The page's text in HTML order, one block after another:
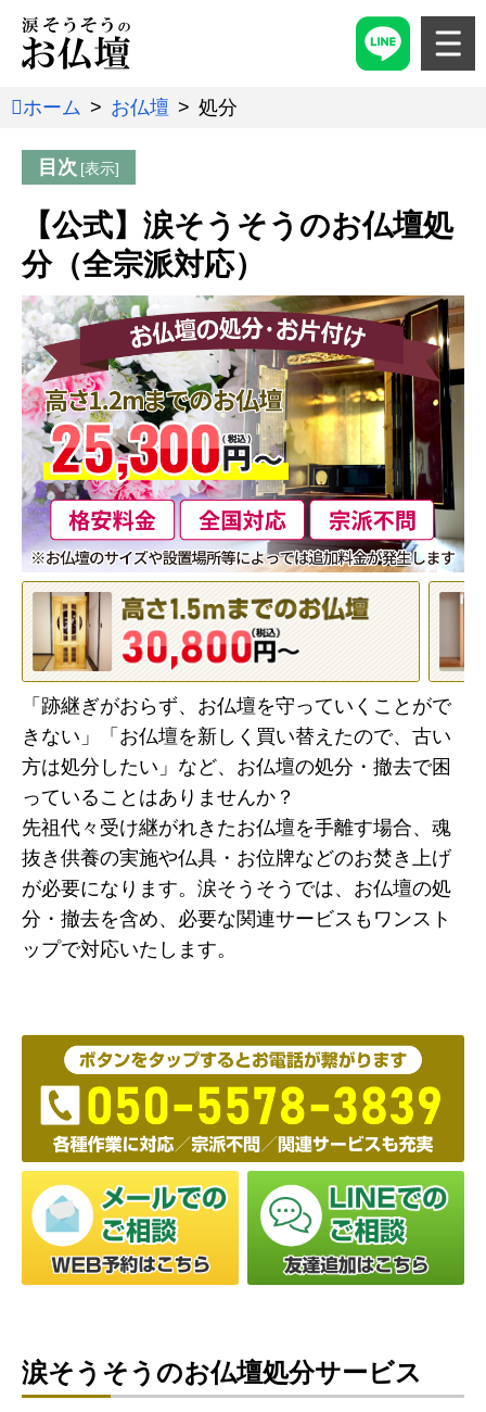
ホーム お仏壇 処分
目次
【公式】涙そうそうのお仏壇処
分（全宗派対応）
「跡継ぎがおらず、お仏壇を守っていくことがで
きない」「お仏壇を新しく買い替えたので、古い
方は処分したい」など、お仏壇の処分・撤去で困
っていることはありませんか？
先祖代々受け継がれきたお仏壇を手離す場合、魂
抜き供養の実施や仏具・お位牌などのお焚き上げ
が必要になります。涙そうそうでは、お仏壇の処
分・撤去を含め、必要な関連サービスもワンスト
ップで対応いたします。
涙そうそうのお仏壇処分サービス